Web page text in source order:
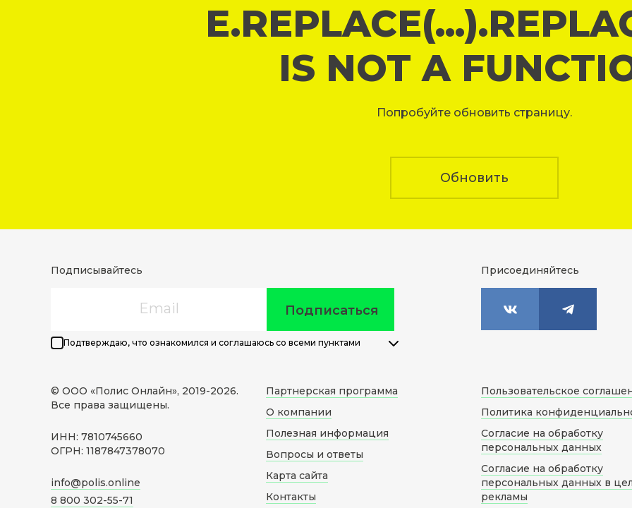
IS NOT A
Попробуйте обновить страницу.
Обновить
Подписывайтесь
Подписаться
Подтверждаю, что ознакомился и соглашаюсь со всеми пунктами
Присоединяйтесь
© ООО «Полис Онлайн», 2019-2026.
Все права защищены.
ИНН: 7810745660
ОГРН: 1187847378070
info@polis.online
8 800 302-55-71
Партнерская программа
О компании
Полезная информация
Вопросы и ответы
Карта сайта
Контакты
Пользовательское
Политика
Согласие на обработку
персональных данных
Согласие на обработку
персональных данных в
рекламы